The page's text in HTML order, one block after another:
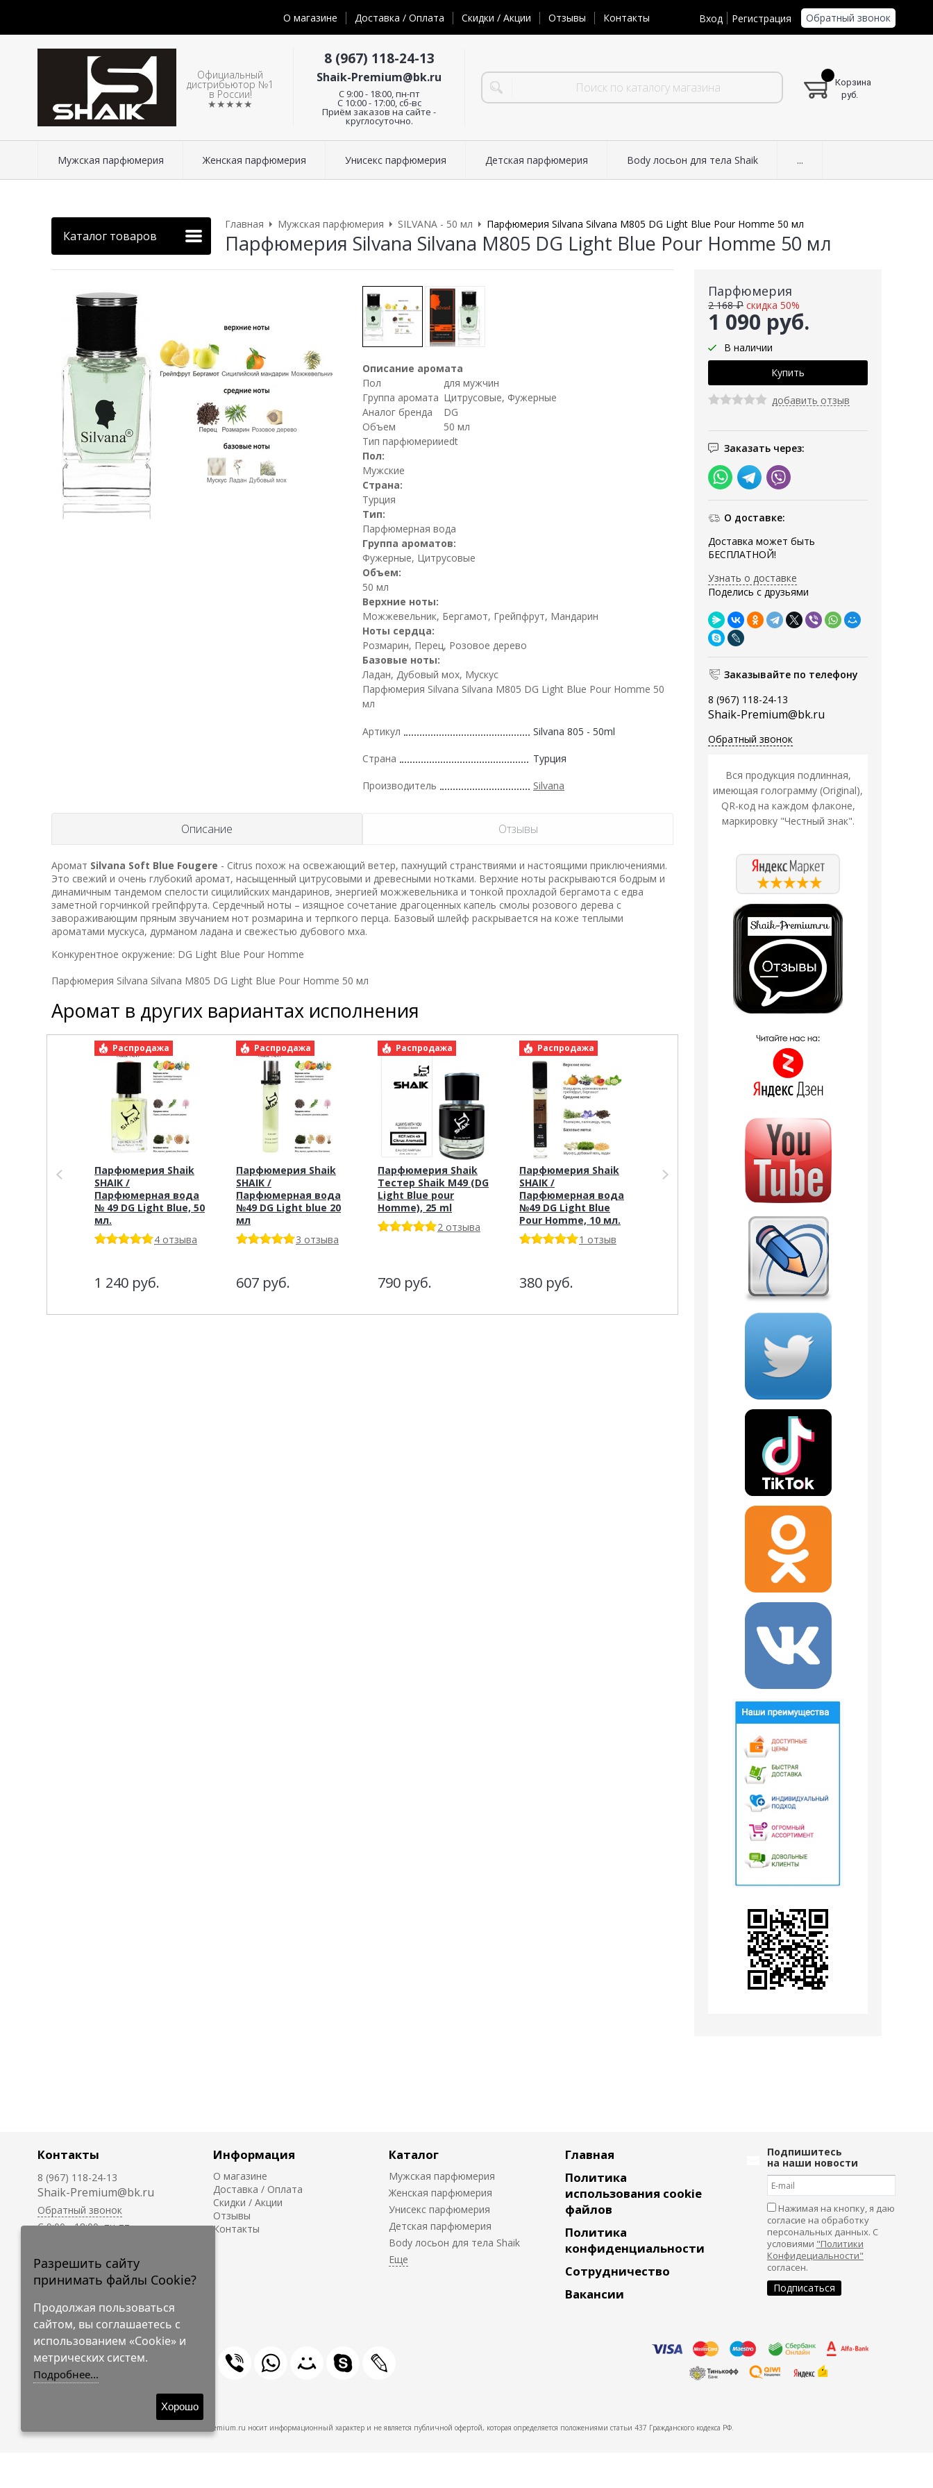
О магазине Доставка / Оплата Скидки / Акции Отзывы Контакты Вход Регистрация Обратный звонок
Официальный
дистрибьютор №1
в России!
★★★★★
8 (967) 118-24-13
Shaik-Premium@bk.ru
C 9:00 - 18:00, пн-пт
С 10:00 - 17:00, сб-вс
Приём заказов на сайте -
круглосуточно.
Корзина
руб.
Мужская парфюмерия Женская парфюмерия Унисекс парфюмерия Детская парфюмерия Body лосьон для тела Shaik ...
Каталог товаров
Главная Мужская парфюмерия SILVANA - 50 мл Парфюмерия Silvana Silvana M805 DG Light Blue Pour Homme 50 мл
Парфюмерия Silvana Silvana M805 DG Light Blue Pour Homme 50 мл
Парфюмерия
1 090 руб.
2 168 ₽ скидка 50%
В наличии
добавить отзыв
Заказать через:
О доставке:
Доставка может быть
БЕСПЛАТНОЙ!
Узнать о доставке
Поделись с друзьями
Заказывайте по телефону
8 (967) 118-24-13
Shaik-Premium@bk.ru
Обратный звонок
Вся продукция подлинная,
имеющая голограмму (Original),
QR-код на каждом флаконе,
маркировку "Честный знак".
Описание аромата
Пол
для мужчин
Группа аромата Цитрусовые, Фужерные
Аналог бренда
DG
Объем
50 мл
Тип парфюмерииedt
Пол:
Мужские
Страна:
Турция
Тип:
Парфюмерная вода
Группа ароматов:
Фужерные, Цитрусовые
Объем:
50 мл
Верхние ноты:
Можжевельник, Бергамот, Грейпфрут, Мандарин
Ноты сердца:
Розмарин, Перец, Розовое дерево
Базовые ноты:
Ладан, Дубовый мох, Мускус
Парфюмерия Silvana Silvana M805 DG Light Blue Pour Homme 50
мл
Артикул Silvana 805 - 50ml
Страна Турция
Производитель Silvana
Описание Отзывы
Аромат Silvana Soft Blue Fougere - Citrus похож на освежающий ветер, пахнущий странствиями и настоящими приключениями.
Это свежий и очень глубокий аромат, насыщенный цитрусовыми и древесными нотками. Верхние ноты раскрываются бодрым и
динамичным тандемом спелости сицилийских мандаринов, энергией можжевельника и тонкой прохладой бергамота с едва
заметной горчинкой грейпфрута. Сердечный ноты – изящное сочетание драгоценных капель смолы розового дерева с
завораживающим пряным звучанием нот розмарина и терпкого перца. Базовый шлейф раскрывается на коже теплыми
ароматами мускуса, дурманом ладана и свежестью дубового мха.
Конкурентное окружение: DG Light Blue Pour Homme
Парфюмерия Silvana Silvana M805 DG Light Blue Pour Homme 50 мл
Аромат в других вариантах исполнения
Распродажа
Парфюмерия Shaik
SHAIK /
Парфюмерная вода
№ 49 DG Light Blue, 50
мл.
4 отзыва
1 240 руб.
Распродажа
Парфюмерия Shaik
SHAIK /
Парфюмерная вода
№49 DG Light blue 20
мл
3 отзыва
607 руб.
Распродажа
Парфюмерия Shaik
Тестер Shaik M49 (DG
Light Blue pour
Homme), 25 ml
2 отзыва
790 руб.
Распродажа
Парфюмерия Shaik
SHAIK /
Парфюмерная вода
№49 DG Light Blue
Pour Homme, 10 мл.
1 отзыв
380 руб.
Парфюмерия Shaik
Shaik M49 (DG Light
Парфюмерия
Clive&Keira
Clive&Keira /
Туалетная вода №
1071 Light Blue pour
Homme DG 30 ml
1 231
Контакты
8 (967) 118-24-13
Shaik-Premium@bk.ru
Обратный звонок
C 9:00 - 18:00, пн-пт
круглосуточно.
Информация
О магазине
Доставка / Оплата
Скидки / Акции
Отзывы
Контакты
Каталог
Мужская парфюмерия
Женская парфюмерия
Унисекс парфюмерия
Детская парфюмерия
Body лосьон для тела Shaik
Главная
Политика
использования cookie
файлов
Политика
конфиденциальности
Сотрудничество
Вакансии
Подпишитесь
на наши новости
Нажимая на кнопку, я даю
согласие на обработку
персональных данных. С
условиями "Политики
Конфидециальности"
согласен.
© 2009-2026 Shaik-Premium
Shaik-Premium.ru носит информационный характер и не является публичной офертой, которая определяется положениями статьи 437 Гражданского кодекса РФ.
Разрешить сайту
принимать файлы Cookie?
Продолжая пользоваться
сайтом, вы соглашаетесь с
использованием «Cookie» и
метрических систем.
Подробнее...
Хорошо